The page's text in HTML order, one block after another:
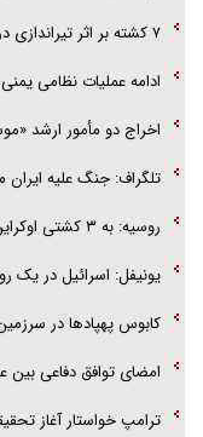
۷ کشته بر اثر تیراندازی در یک مدرسه در تایلند
ادامه عملیات نظامی
اخراج دو مأمور ارشد
تلگراف: جنگ علیه
روسیه: به ۳ کشتی اوکراین حمله و ۲۰۳ پهپاد را سرنگون کردیم
یونیفل: اسرائیل در یک روز ۱۱۳ پرتابه به جنوب لبنان شلیک
کابوس پهپادها در
امضای توافق دفاعی بین
ترامپ خواستار آغاز